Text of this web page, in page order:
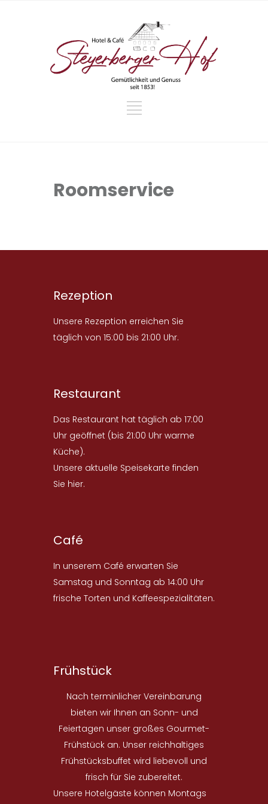
Roomservice
Rezeption
Unsere Rezeption erreichen Sie
täglich von 15:00 bis 21:00 Uhr.
Restaurant
Das Restaurant hat täglich ab 17:00
Uhr geöffnet (bis 21:00 Uhr warme
Küche).
Unsere aktuelle Speisekarte finden
Sie hier.
Café
In unserem Café erwarten Sie
Samstag und Sonntag ab 14:00 Uhr
frische Torten und Kaffeespezialitäten.
Frühstück
Nach terminlicher Vereinbarung
bieten wir Ihnen an Sonn- und
Feiertagen unser großes Gourmet-
Frühstück an. Unser reichhaltiges
Frühstücksbuffet wird liebevoll und
frisch für Sie zubereitet.
Unsere Hotelgäste können Montags